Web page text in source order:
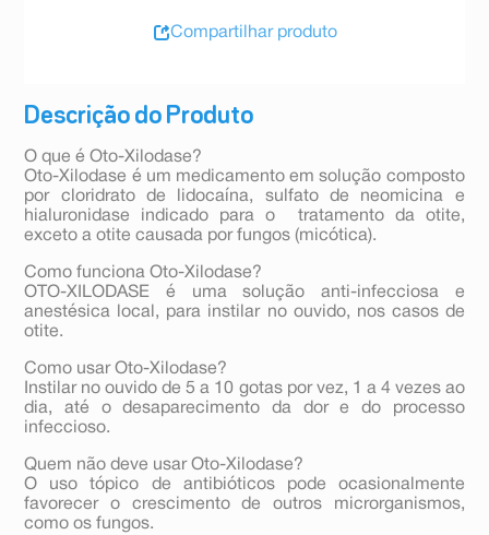
Descrição do Produto
O que é Oto-Xilodase?
Oto-Xilodase é um medicamento em solução composto
por cloridrato de lidocaína, sulfato de neomicina e
hialuronidase indicado para o tratamento da otite,
exceto a otite causada por fungos (micótica).
Como funciona Oto-Xilodase?
OTO-XILODASE é uma solução anti-infecciosa e
anestésica local, para instilar no ouvido, nos casos de
otite.
Como usar Oto-Xilodase?
Instilar no ouvido de 5 a 10 gotas por vez, 1 a 4 vezes ao
dia, até o desaparecimento da dor e do processo
infeccioso.
Quem não deve usar Oto-Xilodase?
O uso tópico de antibióticos pode ocasionalmente
favorecer o crescimento de outros microrganismos,
como os fungos.
Compartilhar produto